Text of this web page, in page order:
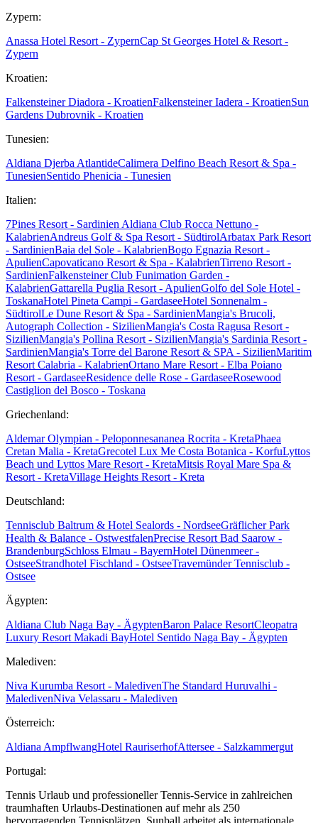
Zypern:
Anassa Hotel Resort - ZypernCap St Georges Hotel & Resort -
Zypern
Kroatien:
Falkensteiner Diadora - KroatienFalkensteiner Iadera - KroatienSun
Gardens Dubrovnik - Kroatien
Tunesien:
Aldiana Djerba AtlantideCalimera Delfino Beach Resort & Spa -
TunesienSentido Phenicia - Tunesien
Italien:
7Pines Resort - Sardinien Aldiana Club Rocca Nettuno -
KalabrienAndreus Golf & Spa Resort - SüdtirolArbatax Park Resort
- SardinienBaia del Sole - KalabrienBogo Egnazia Resort -
ApulienCapovaticano Resort & Spa - KalabrienTirreno Resort -
SardinienFalkensteiner Club Funimation Garden -
KalabrienGattarella Puglia Resort - ApulienGolfo del Sole Hotel -
ToskanaHotel Pineta Campi - GardaseeHotel Sonnenalm -
SüdtirolLe Dune Resort & Spa - SardinienMangia's Brucoli,
Autograph Collection - SizilienMangia's Costa Ragusa Resort -
SizilienMangia's Pollina Resort - SizilienMangia's Sardinia Resort -
SardinienMangia's Torre del Barone Resort & SPA - SizilienMaritim
Resort Calabria - KalabrienOrtano Mare Resort - Elba Poiano
Resort - GardaseeResidence delle Rose - GardaseeRosewood
Castiglion del Bosco - Toskana
Griechenland:
Aldemar Olympian - Peloponnesananea Rocrita - KretaPhaea
Cretan Malia - KretaGrecotel Lux Me Costa Botanica - KorfuLyttos
Beach und Lyttos Mare Resort - KretaMitsis Royal Mare Spa &
Resort - KretaVillage Heights Resort - Kreta
Deutschland:
Tennisclub Baltrum & Hotel Sealords - NordseeGräflicher Park
Health & Balance - OstwestfalenPrecise Resort Bad Saarow -
BrandenburgSchloss Elmau - BayernHotel Dünenmeer -
OstseeStrandhotel Fischland - OstseeTravemünder Tennisclub -
Ostsee
Ägypten:
Aldiana Club Naga Bay - ÄgyptenBaron Palace ResortCleopatra
Luxury Resort Makadi BayHotel Sentido Naga Bay - Ägypten
Malediven:
Niva Kurumba Resort - MaledivenThe Standard Huruvalhi -
MaledivenNiva Velassaru - Malediven
Österreich:
Aldiana AmpflwangHotel RauriserhofAttersee - Salzkammergut
Portugal:
Tennis Urlaub und professioneller Tennis-Service in zahlreichen
traumhaften Urlaubs-Destinationen auf mehr als 250